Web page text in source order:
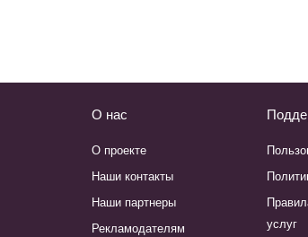
О нас
О проекте
Наши контакты
Наши партнеры
Рекламодателям
услуг